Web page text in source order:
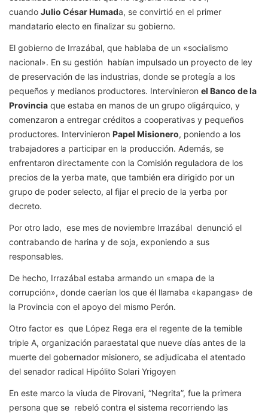
cuando Julio César Humada, se convirtió en el primer
mandatario electo en finalizar su gobierno.
El gobierno de Irrazábal, que hablaba de un «socialismo
nacional». En su gestión habían impulsado un proyecto de ley
de preservación de las industrias, donde se protegía a los
pequeños y medianos productores. Intervinieron el Banco de la
Provincia que estaba en manos de un grupo oligárquico, y
comenzaron a entregar créditos a cooperativas y pequeños
productores. Intervinieron Papel Misionero, poniendo a los
trabajadores a participar en la producción. Además, se
enfrentaron directamente con la Comisión reguladora de los
precios de la yerba mate, que también era dirigido por un
grupo de poder selecto, al fijar el precio de la yerba por
decreto.
Por otro lado, ese mes de noviembre Irrazábal denunció el
contrabando de harina y de soja, exponiendo a sus
responsables.
De hecho, Irrazábal estaba armando un «mapa de la
corrupción», donde caerían los que él llamaba «kapangas» de
la Provincia con el apoyo del mismo Perón.
Otro factor es que López Rega era el regente de la temible
triple A, organización paraestatal que nueve días antes de la
muerte del gobernador misionero, se adjudicaba el atentado
del senador radical Hipólito Solari Yrigoyen
En este marco la viuda de Pirovani, “Negrita”, fue la primera
persona que se rebeló contra el sistema recorriendo las